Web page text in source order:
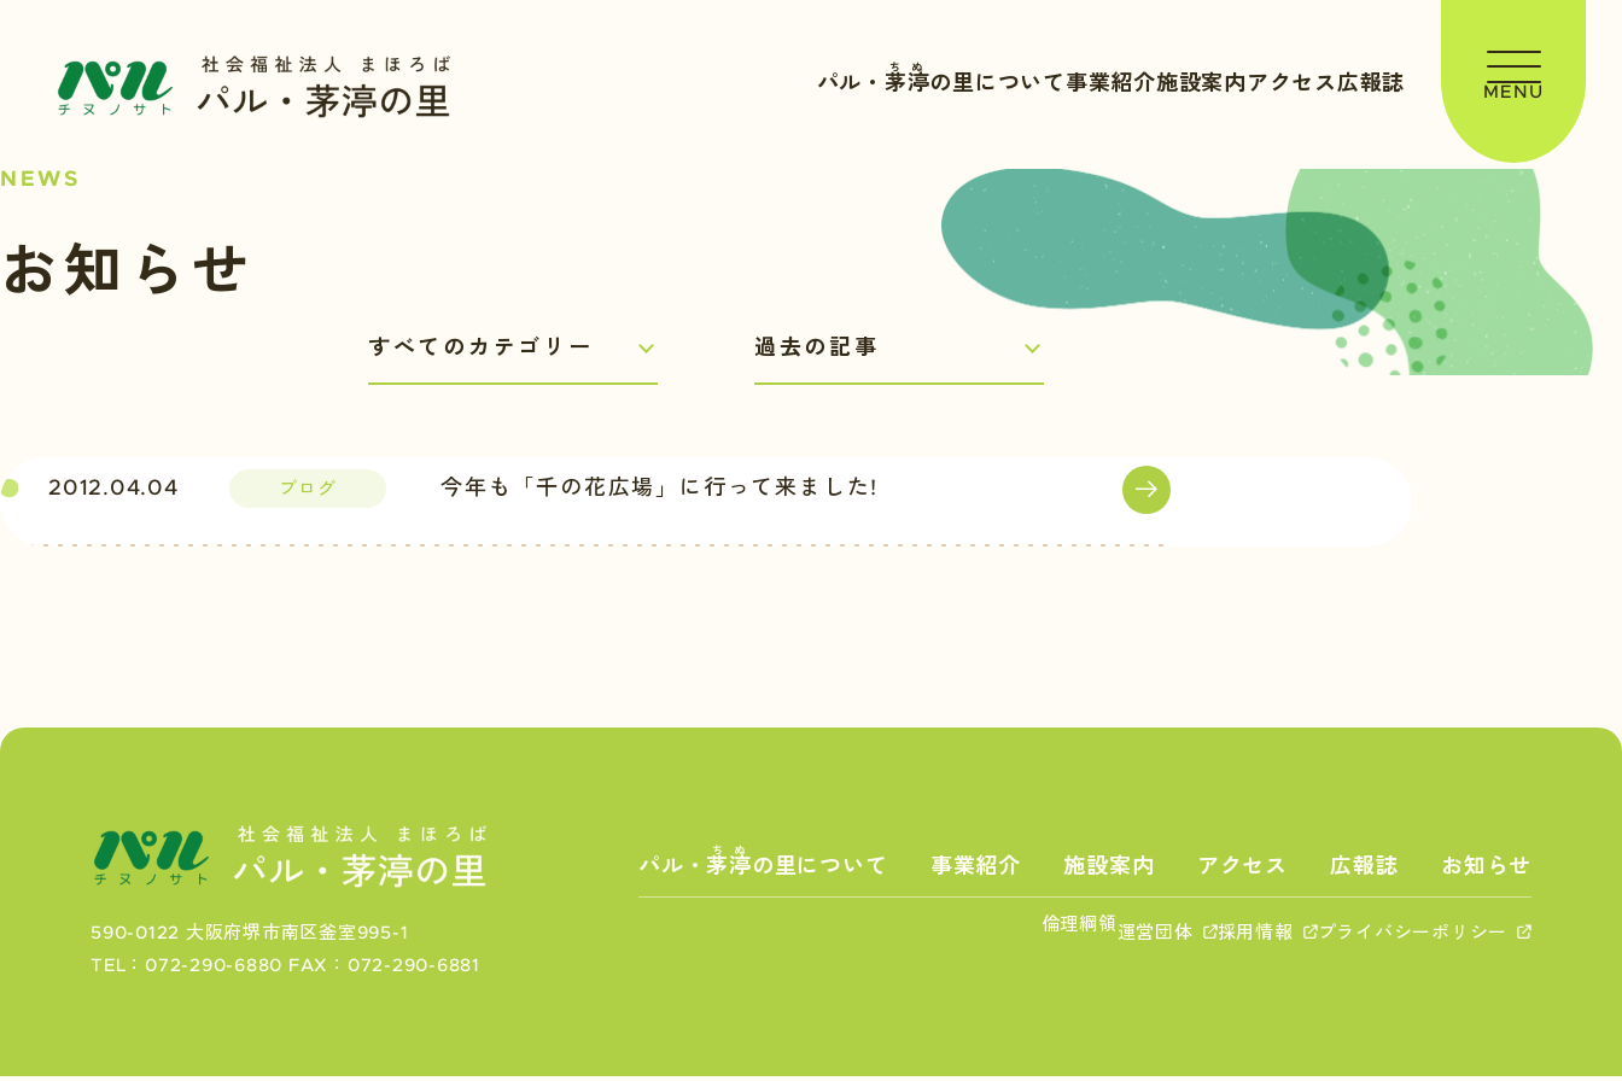
パル・ 茅渟
ちぬ
の里について 事業紹介施設案内 アクセス広報誌 MENU
NEWS
お知らせ
2012.04.04 ブログ 今年も「千の花広場」に行って来ました!
590-0122 大阪府堺市南区釜室995-1
TEL：072-290-6880 FAX：072-290-6881
パル・茅渟
ちぬ
の里について 事業紹介 施設案内 アクセス 広報誌 お知らせ
倫理綱領 運営団体 採用情報 プライバシーポリシー